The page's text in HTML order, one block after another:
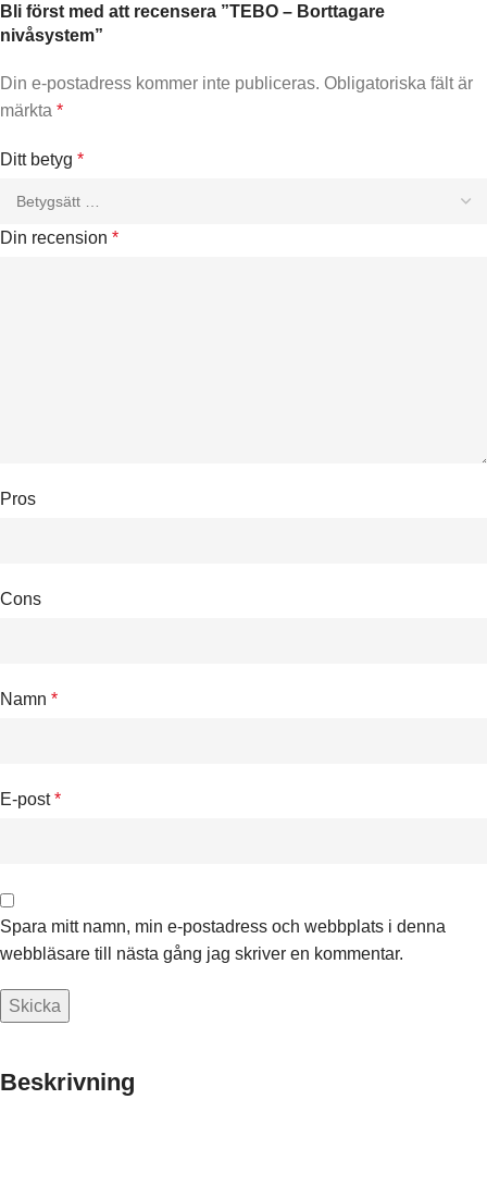
Bli först med att recensera ”TEBO – Borttagare
nivåsystem”
Din e-postadress kommer inte publiceras. Obligatoriska fält är
märkta *
Ditt betyg *
Din recension *
Pros
Cons
Namn *
E-post*
Spara mitt namn, min e-postadress och webbplats i denna
webbläsare till nästa gång jag skriver en kommentar.
Beskrivning